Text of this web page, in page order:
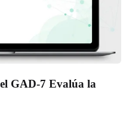
GAD-7 Evalúa la